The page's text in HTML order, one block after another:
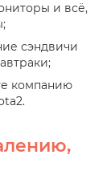
и всё,
сэндвичи
компанию